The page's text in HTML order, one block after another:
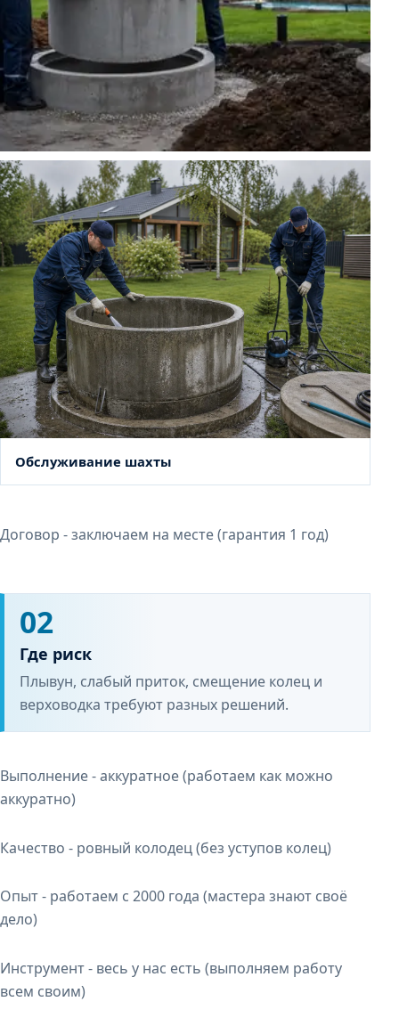
Копка колодца
Обслуживание шахты
Договор - заключаем на месте (гарантия 1 год)
02
Где риск
Плывун, слабый приток, смещение колец и
верховодка требуют разных решений.
Выполнение - аккуратное (работаем как можно
аккуратно)
Качество - ровный колодец (без уступов колец)
Опыт - работаем с 2000 года (мастера знают своё
дело)
Инструмент - весь у нас есть (выполняем работу
всем своим)